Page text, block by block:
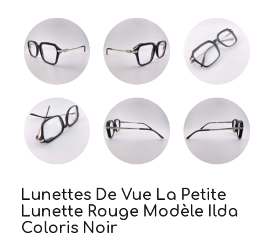
Lunettes De Vue La Petite
Lunette Rouge Modèle Ilda
Coloris Noir